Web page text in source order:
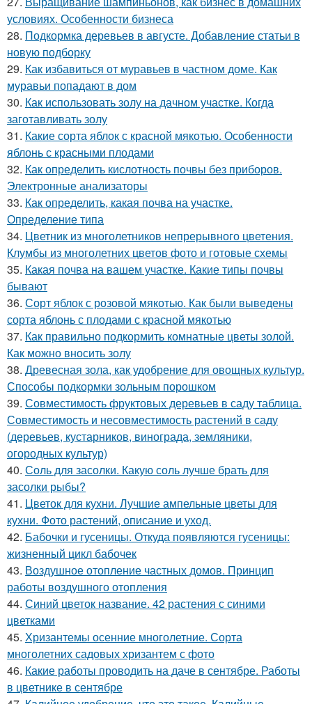
условиях. Особенности бизнеса
28. Подкормка деревьев в августе. Добавление статьи в
новую подборку
29. Как избавиться от муравьев в частном доме. Как
муравьи попадают в дом
30. Как использовать золу на дачном участке. Когда
заготавливать золу
31. Какие сорта яблок с красной мякотью. Особенности
яблонь с красными плодами
32. Как определить кислотность почвы без приборов.
Электронные анализаторы
33. Как определить, какая почва на участке.
Определение типа
34. Цветник из многолетников непрерывного цветения.
Клумбы из многолетних цветов фото и готовые схемы
35. Какая почва на вашем участке. Какие типы почвы
бывают
36. Сорт яблок с розовой мякотью. Как были выведены
сорта яблонь с плодами с красной мякотью
37. Как правильно подкормить комнатные цветы золой.
Как можно вносить золу
38. Древесная зола, как удобрение для овощных культур.
Способы подкормки зольным порошком
39. Совместимость фруктовых деревьев в саду таблица.
Совместимость и несовместимость растений в саду
(деревьев, кустарников, винограда, земляники,
огородных культур)
40. Соль для засолки. Какую соль лучше брать для
засолки рыбы?
41. Цветок для кухни. Лучшие ампельные цветы для
кухни. Фото растений, описание и уход.
42. Бабочки и гусеницы. Откуда появляются гусеницы:
жизненный цикл бабочек
43. Воздушное отопление частных домов. Принцип
работы воздушного отопления
44. Синий цветок название. 42 растения с синими
цветками
45. Хризантемы осенние многолетние. Сорта
многолетних садовых хризантем с фото
46. Какие работы проводить на даче в сентябре. Работы
в цветнике в сентябре